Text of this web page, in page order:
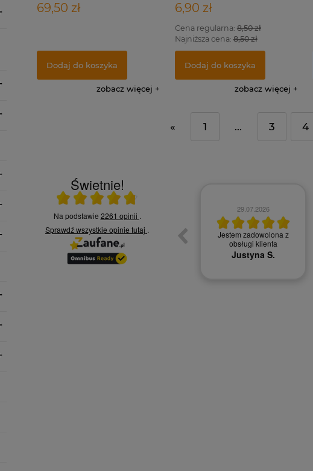
69,50 zł
Dodaj do koszyka
zobacz więcej
6,90 zł
Cena regularna: 8,50 zł
Najniższa cena: 8,50 zł
Dodaj do koszyka
zobacz więcej
« 1 ... 3 4
Świetnie!
Ocena średnia 4.8 na 5
Na podstawie 2261 opinii .
Sprawdź wszystkie opinie tutaj .
klienta na
Obsługa klienta na
najwyższym poziomie
Karolina R.
29.07.2026
Jestem zadowolona z
obsługi klienta
Justyna S.